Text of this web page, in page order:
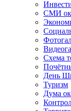
СМИ
Схема
День
Туризм
Дума